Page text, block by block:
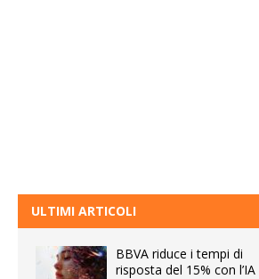
ULTIMI ARTICOLI
BBVA riduce i tempi di
risposta del 15% con l’IA